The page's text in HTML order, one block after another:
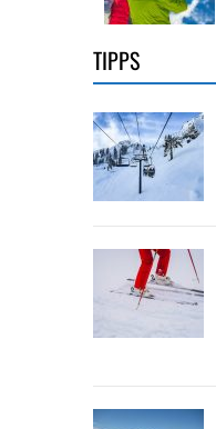
TIPPS